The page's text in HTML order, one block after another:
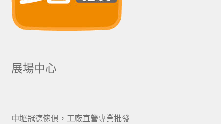
展場中心
中壢冠德傢俱，工廠直營專業批發